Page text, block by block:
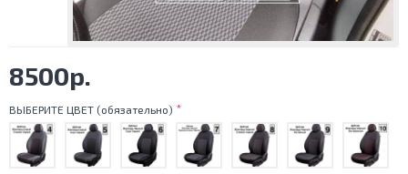
8500р.
ВЫБЕРИТЕ ЦВЕТ (обязательно)